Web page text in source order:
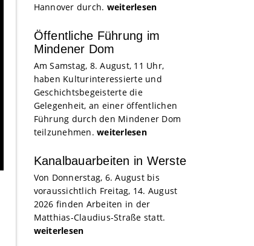
Hannover durch. weiterlesen
Öffentliche Führung im
Mindener Dom
Am Samstag, 8. August, 11 Uhr,
haben Kulturinteressierte und
Geschichtsbegeisterte die
Gelegenheit, an einer öffentlichen
Führung durch den Mindener Dom
teilzunehmen. weiterlesen
Kanalbauarbeiten in Werste
Von Donnerstag, 6. August bis
voraussichtlich Freitag, 14. August
2026 finden Arbeiten in der
Matthias-Claudius-Straße statt.
weiterlesen